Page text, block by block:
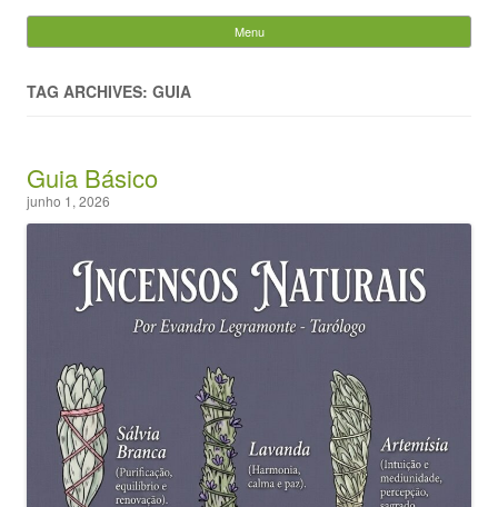
Evandro Legramonte
Menu
TAG ARCHIVES: GUIA
Guia Básico
junho 1, 2026